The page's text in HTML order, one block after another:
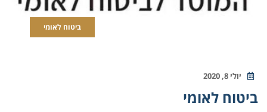
ביטוח לאומי
יולי 8, 2020
ביטוח לאומי